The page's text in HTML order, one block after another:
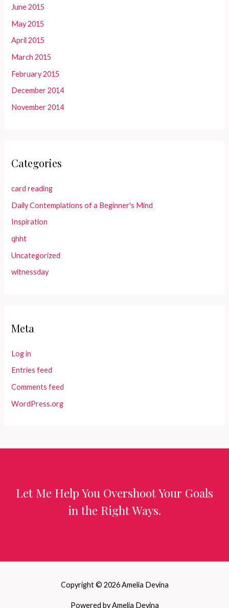
June 2015
May 2015
April 2015
March 2015
February 2015
December 2014
November 2014
Categories
card reading
Daily Contemplations of a Beginner's Mind
Inspiration
qhht
Uncategorized
witnessday
Meta
Log in
Entries feed
Comments feed
WordPress.org
Let Me Help You Overshoot Your Goals
in the Right Ways.
Copyright © 2026 Amelia Devina
Powered by Amelia Devina